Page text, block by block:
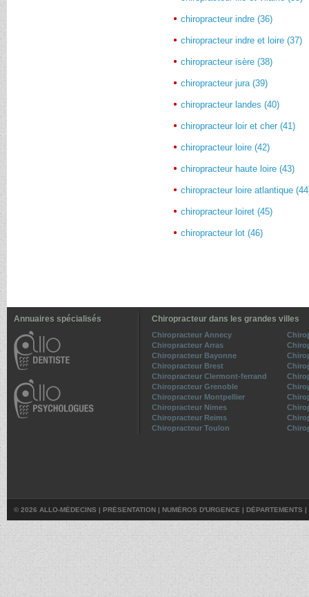
chiropracteur indre (36)
chiropracteur indre et loire (37)
chiropracteur isère (38)
chiropracteur jura (39)
chiropracteur landes (40)
chiropracteur loir et cher (41)
chiropracteur loire (42)
chiropracteur haute loire (43)
chiropracteur loire atlantique
chiropracteur loiret (45)
chiropracteur lot (46)
Annuaires spécialisés Chiropracteur dans les grandes villes
Chiropracteur Annecy
Chiropracteur Arras
Chiropracteur Bayonne
Chiropracteur Brest
Chiropracteur Clermont-ferrand
Chiropracteur Grenoble
Chiropracteur Montpellier
Chiropracteur Nimes
Chiropracteur Reims
Chiropracteur Toulon
© 2026 ALLO-MÉDECINS | PRÉSENTATION | NUMÉROS D'URGENCE | DÉPARTEMENTS |